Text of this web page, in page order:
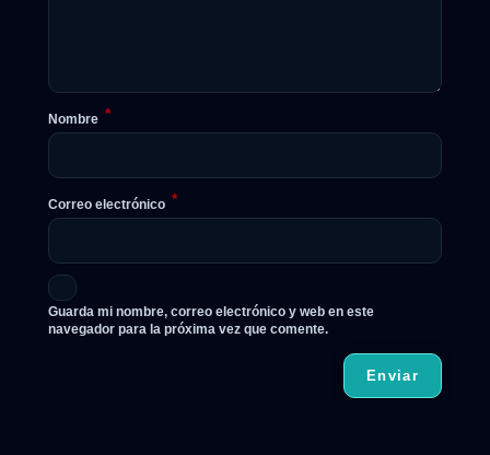
Nombre *
Correo electrónico *
Guarda mi nombre, correo electrónico y web en este
navegador para la próxima vez que comente.